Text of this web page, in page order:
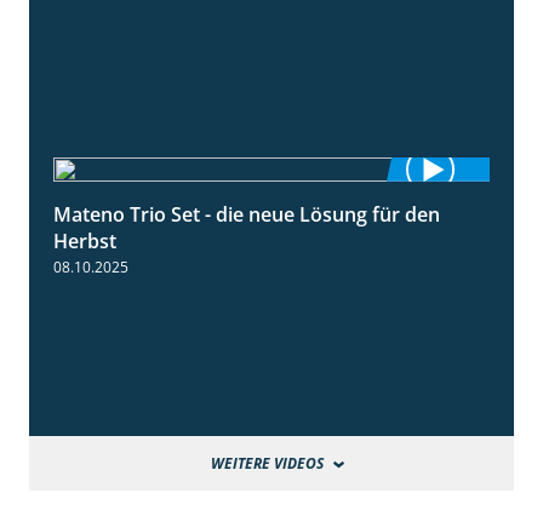
2:22
Mateno Trio Set - die neue Lösung für den
Herbst
08.10.2025
WEITERE VIDEOS